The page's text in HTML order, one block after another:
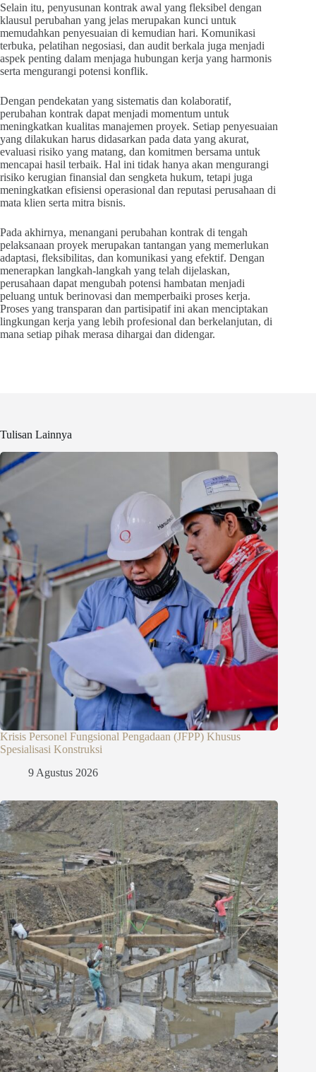
Selain itu, penyusunan kontrak awal yang fleksibel dengan
klausul perubahan yang jelas merupakan kunci untuk
memudahkan penyesuaian di kemudian hari. Komunikasi
terbuka, pelatihan negosiasi, dan audit berkala juga menjadi
aspek penting dalam menjaga hubungan kerja yang harmonis
serta mengurangi potensi konflik.
Dengan pendekatan yang sistematis dan kolaboratif,
perubahan kontrak dapat menjadi momentum untuk
meningkatkan kualitas manajemen proyek. Setiap penyesuaian
yang dilakukan harus didasarkan pada data yang akurat,
evaluasi risiko yang matang, dan komitmen bersama untuk
mencapai hasil terbaik. Hal ini tidak hanya akan mengurangi
risiko kerugian finansial dan sengketa hukum, tetapi juga
meningkatkan efisiensi operasional dan reputasi perusahaan di
mata klien serta mitra bisnis.
Pada akhirnya, menangani perubahan kontrak di tengah
pelaksanaan proyek merupakan tantangan yang memerlukan
adaptasi, fleksibilitas, dan komunikasi yang efektif. Dengan
menerapkan langkah-langkah yang telah dijelaskan,
perusahaan dapat mengubah potensi hambatan menjadi
peluang untuk berinovasi dan memperbaiki proses kerja.
Proses yang transparan dan partisipatif ini akan menciptakan
lingkungan kerja yang lebih profesional dan berkelanjutan, di
mana setiap pihak merasa dihargai dan didengar.
Tulisan Lainnya
Krisis Personel Fungsional Pengadaan (JFPP) Khusus
Spesialisasi Konstruksi
9 Agustus 2026